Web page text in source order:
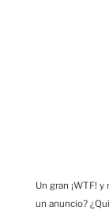
Un gran ¡WTF!
un anuncio?